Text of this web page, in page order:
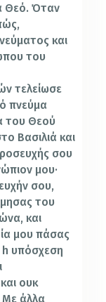
Θεό. Όταν
και
του
τελείωσε
πνεύμα
του Θεού
Βασιλιά και
σου
μου·
σου,
του
και
μου πάσας
h υπόσχεση
ουκ
Με άλλα